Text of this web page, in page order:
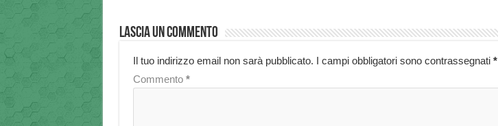
Lascia un commento
Il tuo indirizzo email non sarà pubblicato. I campi obbligatori sono contrassegnati *
Commento *